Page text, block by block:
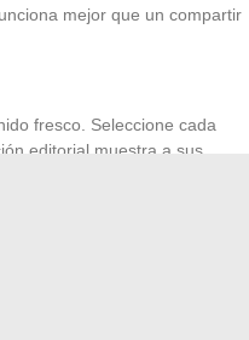
mejor que un compartir
fresco. Seleccione cada
editorial muestra a sus